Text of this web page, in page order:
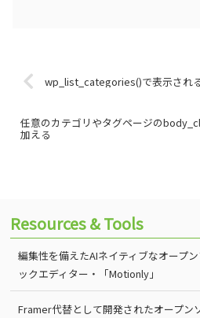
wp_list_categories()で表示され
任意のカテゴリやタグページの
加える
Resources & Tools
編集性を備えたAIネイティブなオープ
ックエディター・「Motionly」
Framer代替として開発されたオープン